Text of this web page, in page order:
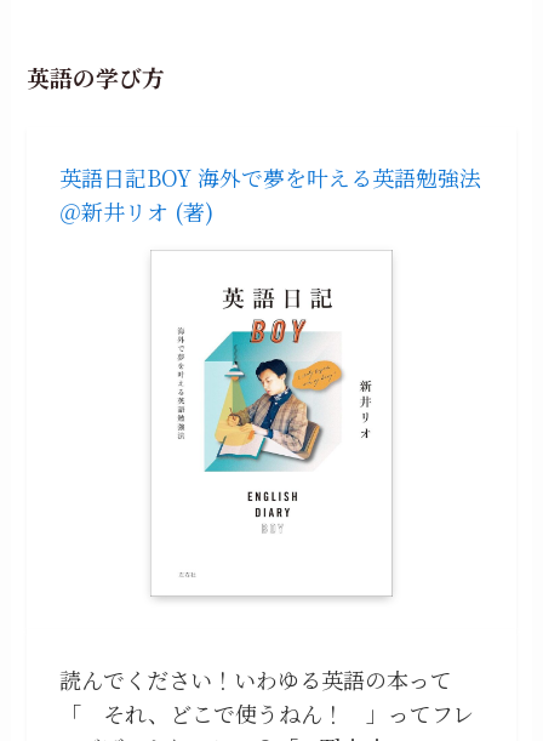
英語の学び方
英語日記BOY 海外で夢を叶える英語勉強法
＠新井リオ (著)
読んでください！いわゆる英語の本って
「 それ、どこで使うねん！ 」ってフレ